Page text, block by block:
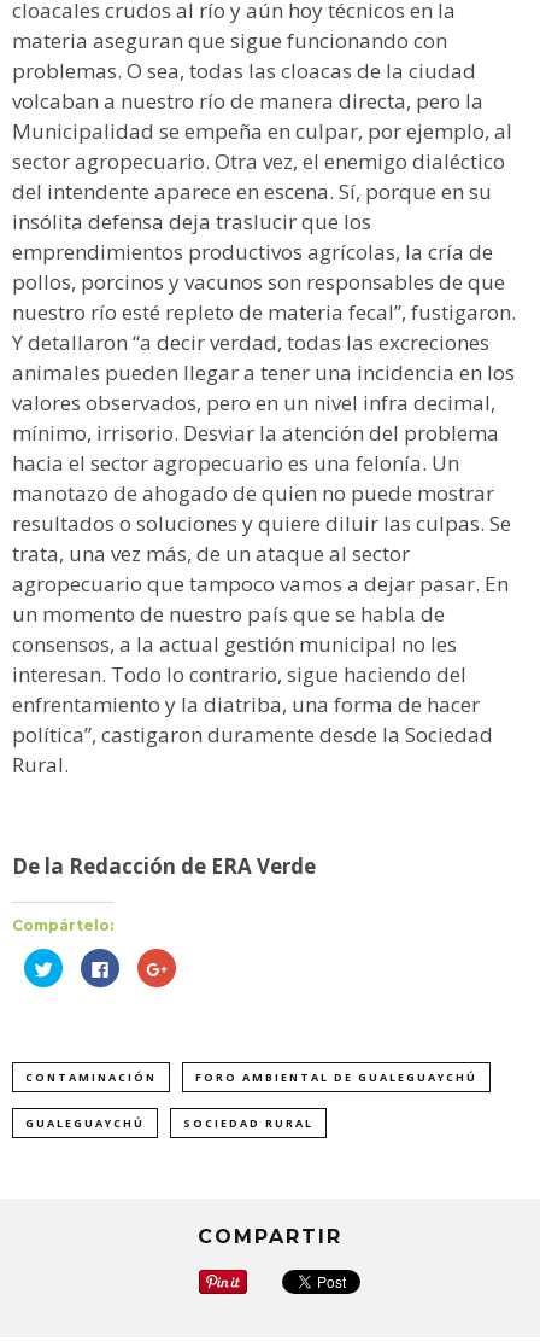
cloacales crudos al río y aún hoy técnicos en la
materia aseguran que sigue funcionando con
problemas. O sea, todas las cloacas de la ciudad
volcaban a nuestro río de manera directa, pero la
Municipalidad se empeña en culpar, por ejemplo, al
sector agropecuario. Otra vez, el enemigo dialéctico
del intendente aparece en escena. Sí, porque en su
insólita defensa deja traslucir que los
emprendimientos productivos agrícolas, la cría de
pollos, porcinos y vacunos son responsables de que
nuestro río esté repleto de materia fecal”, fustigaron.
Y detallaron “a decir verdad, todas las excreciones
animales pueden llegar a tener una incidencia en los
valores observados, pero en un nivel infra decimal,
mínimo, irrisorio. Desviar la atención del problema
hacia el sector agropecuario es una felonía. Un
manotazo de ahogado de quien no puede mostrar
resultados o soluciones y quiere diluir las culpas. Se
trata, una vez más, de un ataque al sector
agropecuario que tampoco vamos a dejar pasar. En
un momento de nuestro país que se habla de
consensos, a la actual gestión municipal no les
interesan. Todo lo contrario, sigue haciendo del
enfrentamiento y la diatriba, una forma de hacer
política”, castigaron duramente desde la Sociedad
Rural.
De la Redacción de ERA Verde
Compártelo:
Haz
clic
abre
en
una
ventana
nueva)
Haz
clic
abre
en
una
ventana
nueva)
Haz
clic
abre
una
ventana
nueva)
CONTAMINACIÓN FORO AMBIENTAL DE GUALEGUAYCHÚ
GUALEGUAYCHÚ SOCIEDAD RURAL
COMPARTIR